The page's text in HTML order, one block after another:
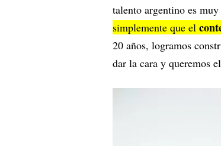
talento argentino es
simplemente que el
20 años, logramos
dar la cara y queremos